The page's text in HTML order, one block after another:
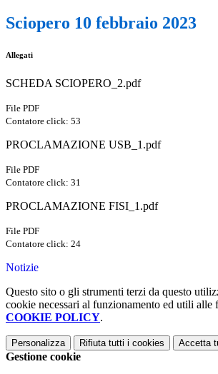
Sciopero 10 febbraio 2023
Allegati
SCHEDA SCIOPERO_2.pdf
File PDF
Contatore click: 53
PROCLAMAZIONE USB_1.pdf
File PDF
Contatore click: 31
PROCLAMAZIONE FISI_1.pdf
File PDF
Contatore click: 24
Notizie
Questo sito o gli strumenti terzi da questo
cookie necessari al funzionamento ed utili alle
COOKIE POLICY.
Personalizza Rifiuta tutti i cookies Accetta
Gestione cookie